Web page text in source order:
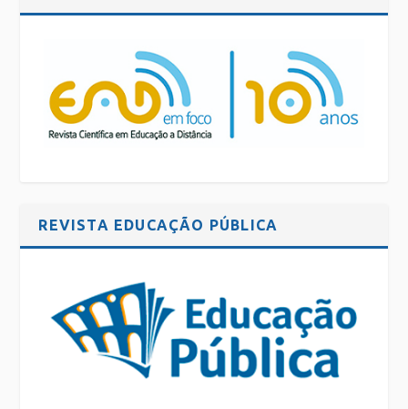
REVISTA EDUCAÇÃO PÚBLICA